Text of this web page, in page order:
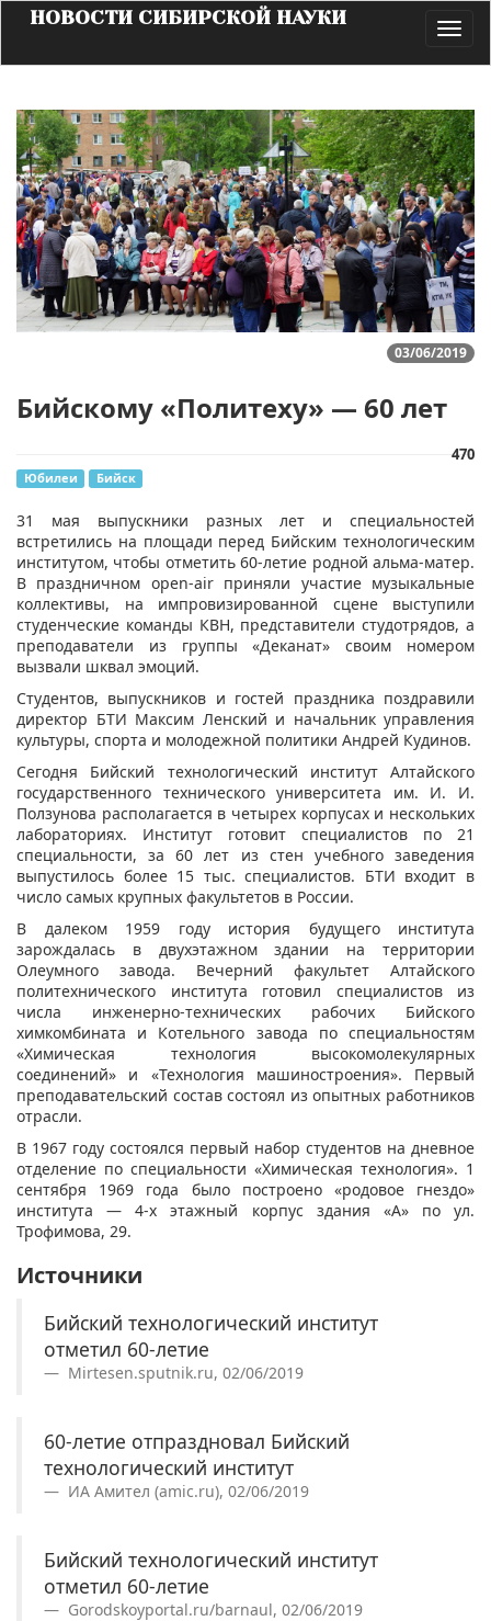
НОВОСТИ СИБИРСКОЙ НАУКИ
03/06/2019
Бийскому «Политеху» — 60 лет
470
Юбилеи Бийск
​31 мая выпускники разных лет и специальностей
встретились на площади перед Бийским технологическим
институтом, чтобы отметить 60-летие родной альма-матер.
В праздничном open-air приняли участие музыкальные
коллективы, на импровизированной сцене выступили
студенческие команды КВН, представители студотрядов, а
преподаватели из группы «Деканат» своим номером
вызвали шквал эмоций.
Студентов, выпускников и гостей праздника поздравили
директор БТИ Максим Ленский и начальник управления
культуры, спорта и молодежной политики Андрей Кудинов.
Сегодня Бийский технологический институт Алтайского
государственного технического университета им. И. И.
Ползунова располагается в четырех корпусах и нескольких
лабораториях. Институт готовит специалистов по 21
специальности, за 60 лет из стен учебного заведения
выпустилось более 15 тыс. специалистов. БТИ входит в
число самых крупных факультетов в России.
В далеком 1959 году история будущего института
зарождалась в двухэтажном здании на территории
Олеумного завода. Вечерний факультет Алтайского
политехнического института готовил специалистов из
числа инженерно-технических рабочих Бийского
химкомбината и Котельного завода по специальностям
«Химическая технология высокомолекулярных
соединений» и «Технология машиностроения». Первый
преподавательский состав состоял из опытных работников
отрасли.
В 1967 году состоялся первый набор студентов на дневное
отделение по специальности «Химическая технология». 1
сентября 1969 года было построено «родовое гнездо»
института — 4-х этажный корпус здания «А» по ул.
Трофимова, 29.
Источники
Бийский технологический институт
отметил 60-летие
Mirtesen.sputnik.ru, 02/06/2019
60-летие отпраздновал Бийский
технологический институт
ИА Амител (amic.ru), 02/06/2019
Бийский технологический институт
отметил 60-летие
Gorodskoyportal.ru/barnaul, 02/06/2019